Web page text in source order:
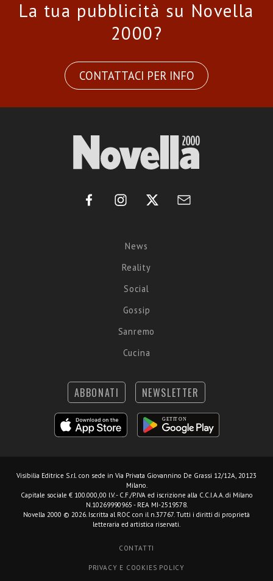
La tua pubblicità su Novella
2000?
CONTATTACI PER INFO
News
Reality
Social
Gossip
Sanremo
Cucina
ABBONATI NEWSLETTER
Visibilia Editrice S.r.l. con sede in Via Privata Giovannino De Grassi 12/12A, 20123
Milano.
Capitale sociale € 100.000,00 I.V. - C.F./P.IVA ed iscrizione alla C.C.I.A.A. di Milano
N.10269990965 - REA MI-2519578.
Novella 2000 © 2026. Iscritta al ROC con il n.37767. Tutti i diritti di proprietà
letteraria ed artistica riservati.
CONTATTI
PRIVACY E COOKIES POLICY